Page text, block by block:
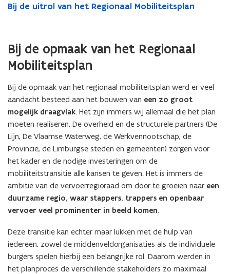
Bij de uitrol van het Regionaal Mobiliteitsplan
Bij de opmaak van het Regionaal
Mobiliteitsplan
Bij de opmaak van het regionaal mobiliteitsplan werd er veel
aandacht besteed aan het bouwen van een zo groot
mogelijk draagvlak. Het zijn immers wij allemaal die het plan
moeten realiseren. De overheid en de structurele partners (De
Lijn, De Vlaamse Waterweg, de Werkvennootschap, de
Provincie, de Limburgse steden en gemeenten) zorgen voor
het kader en de nodige investeringen om de
mobiliteitstransitie alle kansen te geven. Het is immers de
ambitie van de vervoerregioraad om door te groeien naar een
duurzame regio, waar stappers, trappers en openbaar
vervoer veel prominenter in beeld komen.
Deze transitie kan echter maar lukken met de hulp van
iedereen, zowel de middenveldorganisaties als de individuele
burgers spelen hierbij een belangrijke rol. Daarom werden in
het planproces de verschillende stakeholders zo maximaal